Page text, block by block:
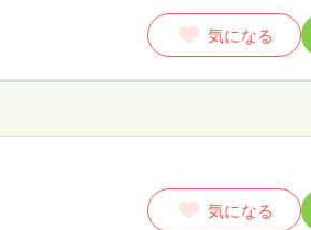
気になる
気になる